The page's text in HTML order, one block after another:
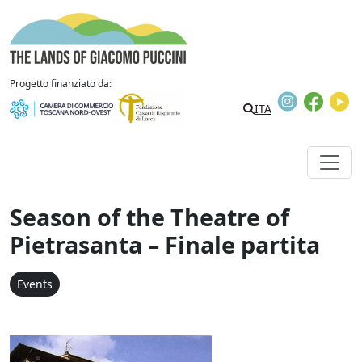
Skip to content
Progetto finanziato da:
ITA
Instagram
Season of the Theatre of
Pietrasanta – Finale partita
Events